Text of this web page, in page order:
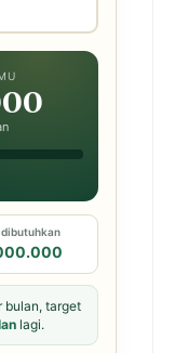
dibutuhkan
bulan, target
lagi.